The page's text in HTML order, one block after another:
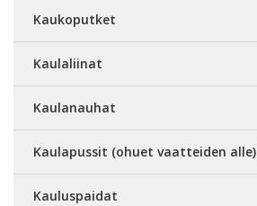
Kaukoputket
Kaulaliinat
Kaulanauhat
Kaulapussit (ohuet vaatteiden alle)
Kauluspaidat